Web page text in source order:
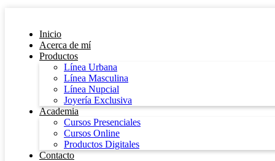
Inicio
Acerca de mí
Productos
Línea Urbana
Línea Masculina
Línea Nupcial
Joyería Exclusiva
Academia
Cursos Presenciales
Cursos Online
Productos Digitales
Contacto